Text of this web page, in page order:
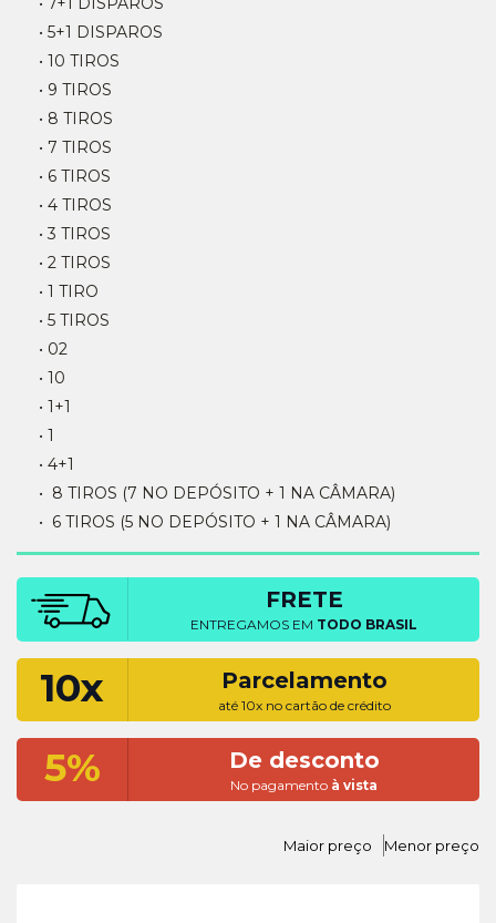
• 5+1 DISPAROS
• 10 TIROS
• 9 TIROS
• 8 TIROS
• 7 TIROS
• 6 TIROS
• 4 TIROS
• 3 TIROS
• 2 TIROS
• 1 TIRO
• 5 TIROS
• 02
• 10
• 1+1
• 1
• 4+1
• 8 TIROS (7 NO DEPÓSITO + 1 NA CÂMARA)
• 6 TIROS (5 NO DEPÓSITO + 1 NA CÂMARA)
FRETE
ENTREGAMOS EM TODO BRASIL
10x Parcelamento
até 10x no cartão de crédito
5% De desconto
No pagamento à vista
Maior preço Menor preço